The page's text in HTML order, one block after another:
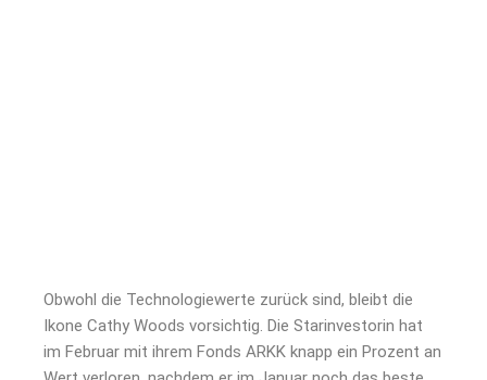
Obwohl die Technologiewerte zurück sind, bleibt die
Ikone Cathy Woods vorsichtig. Die Starinvestorin hat
im Februar mit ihrem Fonds ARKK knapp ein Prozent an